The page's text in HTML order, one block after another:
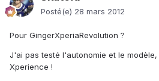
Posté(e) 28 mars 2012
Pour GingerXperiaRevolution ?
J'ai pas testé l'autonomie et le
Xperience !